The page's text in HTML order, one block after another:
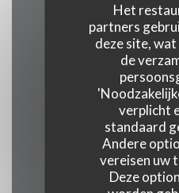
Het
partners
deze site,
de
verplicht
standaard
Andere
vereisen uw
Deze
Continue
Paiement Sans
Eurocard /
Contant geld,